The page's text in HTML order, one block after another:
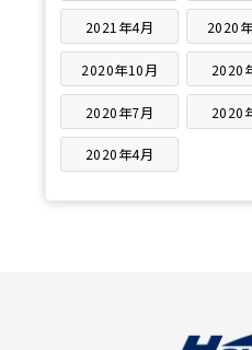
2021年4月 2020
2020年10月 2020
2020年7月 2020
2020年4月